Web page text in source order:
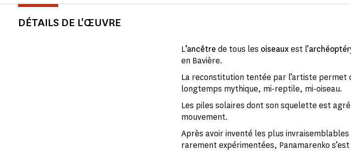
DÉTAILS DE L'ŒUVRE
L’ancêtre de tous les oiseauxest l’
en Bavière.
La reconstitution tentée par l’artiste permet
longtemps mythique, mi-reptile, mi-oiseau.
Les piles solaires dont son squelette est
mouvement.
Après avoir inventé les plus invraisemblables
rarement expérimentées, Panamarenko